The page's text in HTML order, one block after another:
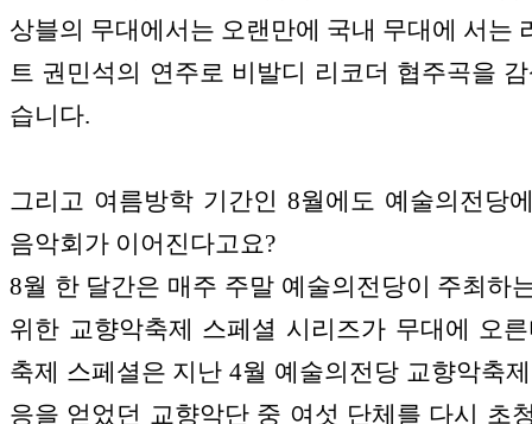
상블의 무대에서는 오랜만에 국내 무대에 서는
트 권민석의 연주로 비발디 리코더 협주곡을
습니다.
그리고 여름방학 기간인 8월에도 예술의전당
음악회가 이어진다고요?
8월 한 달간은 매주 주말 예술의전당이 주최하
위한 교향악축제 스페셜 시리즈가 무대에 오
축제 스페셜은 지난 4월 예술의전당 교향악축
응을 얻었던 교향악단 중 여섯 단체를 다시 초